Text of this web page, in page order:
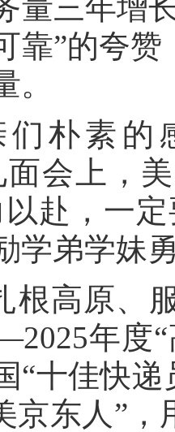
量三年增
靠”的夸
。
们朴素的
面会上，
以赴，一
学弟学妹
根高原、
年度
“十佳快
京东人”